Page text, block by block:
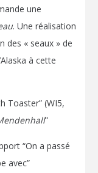
une
. Une réalisation
des « seaux » de
à cette
Toaster” (WI5,
”
“On a passé
avec”